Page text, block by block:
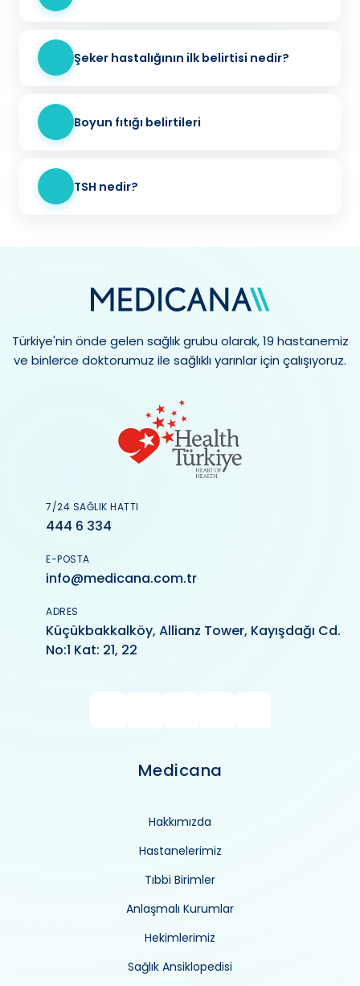
Şeker hastalığının ilk belirtisi nedir?
Boyun fıtığı belirtileri
TSH nedir?
Türkiye'nin önde gelen sağlık grubu olarak, 19 hastanemiz
ve binlerce doktorumuz ile sağlıklı yarınlar için çalışıyoruz.
7/24 SAĞLIK HATTI
444 6 334
E-POSTA
info@medicana.com.tr
ADRES
Küçükbakkalköy, Allianz Tower, Kayışdağı Cd.
No:1 Kat: 21, 22
Medicana
Hakkımızda
Hastanelerimiz
Tıbbi Birimler
Anlaşmalı Kurumlar
Hekimlerimiz
Sağlık Ansiklopedisi